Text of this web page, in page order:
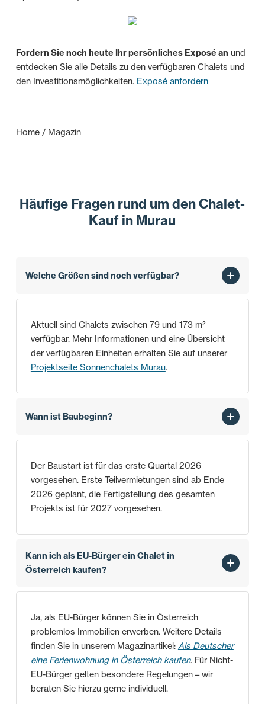
Fordern Sie noch heute Ihr persönliches Exposé an und
entdecken Sie alle Details zu den verfügbaren Chalets und
den Investitionsmöglichkeiten. Exposé anfordern
Home / Magazin
Häufige Fragen rund um den Chalet-
Kauf in Murau
Welche Größen sind noch verfügbar?
Aktuell sind Chalets zwischen 79 und 173 m²
verfügbar. Mehr Informationen und eine Übersicht
der verfügbaren Einheiten erhalten Sie auf unserer
Projektseite Sonnenchalets Murau.
Wann ist Baubeginn?
Der Baustart ist für das erste Quartal 2026
vorgesehen. Erste Teilvermietungen sind ab Ende
2026 geplant, die Fertigstellung des gesamten
Projekts ist für 2027 vorgesehen.
Kann ich als EU-Bürger ein Chalet in
Österreich kaufen?
Ja, als EU-Bürger können Sie in Österreich
problemlos Immobilien erwerben. Weitere Details
finden Sie in unserem Magazinartikel: Als Deutscher
eine Ferienwohnung in Österreich kaufen. Für Nicht-
EU-Bürger gelten besondere Regelungen – wir
beraten Sie hierzu gerne individuell.